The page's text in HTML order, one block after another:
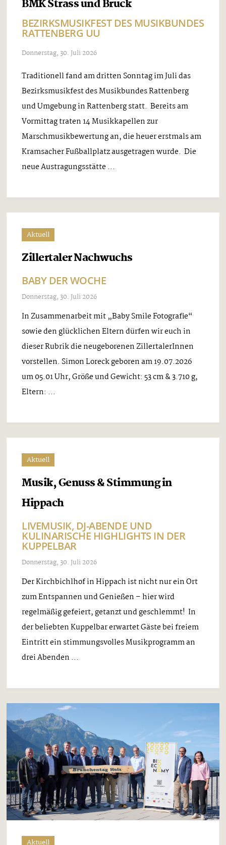
BMK Strass und Bruck
BEZIRKSMUSIKFEST DES MUSIKBUNDES
RATTENBERG UU
Donnerstag, 30. Juli 2026
Traditionell fand am dritten Sonntag im Juli das
Bezirksmusikfest des Musikbundes Rattenberg
und Umgebung in Rattenberg statt. Bereits am
Vormittag traten 14 Musikkapellen zur
Marschmusikbewertung an, die heuer erstmals am
Kramsacher Fußballplatz ausgetragen wurde. Die
neue Austragungsstätte ...
Aktuell
Zillertaler Nachwuchs
BABY DER WOCHE
Donnerstag, 30. Juli 2026
In Zusammenarbeit mit „Baby Smile Fotografie“
sowie den glücklichen Eltern dürfen wir euch in
dieser Rubrik die neugeborenen ZillertalerInnen
vorstellen. Simon Loreck geboren am 19.07.2026
um 05.01 Uhr, Größe und Gewicht: 53 cm & 3.710 g,
Eltern: ...
Aktuell
Musik, Genuss & Stimmung in
Hippach
LIVEMUSIK, DJ-ABENDE UND
KULINARISCHE HIGHLIGHTS IN DER
KUPPELBAR
Donnerstag, 30. Juli 2026
Der Kirchbichlhof in Hippach ist nicht nur ein Ort
zum Entspannen und Genießen – hier wird
regelmäßig gefeiert, getanzt und geschlemmt! In
der beliebten Kuppelbar erwartet Gäste bei freiem
Eintritt ein stimmungsvolles Musikprogramm an
drei Abenden ...
Aktuell